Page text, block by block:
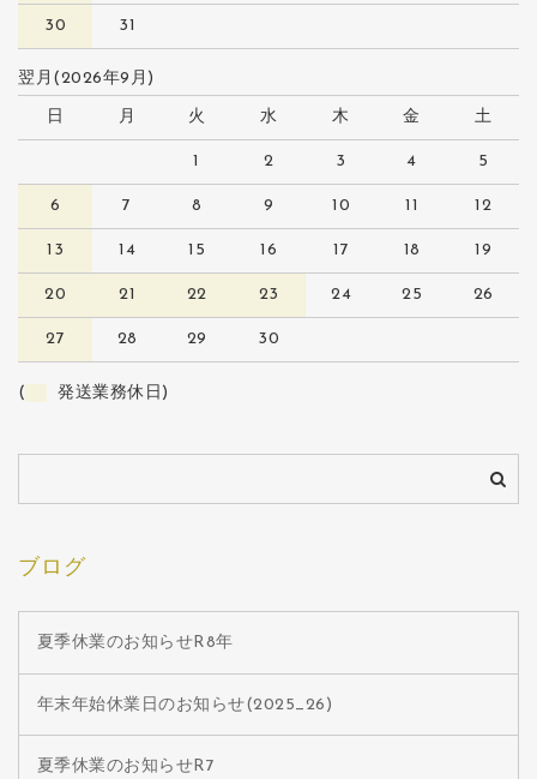
30 31
翌月(2026年9月)
日 月 火 水 木 金 土
1 2 3 4 5
6 7 8 9 10 11 12
13 14 15 16 17 18 19
20 21 22 23 24 25 26
27 28 29 30
( 発送業務休日)
ブログ
夏季休業のお知らせR8年
年末年始休業日のお知らせ(2025_26)
夏季休業のお知らせR7